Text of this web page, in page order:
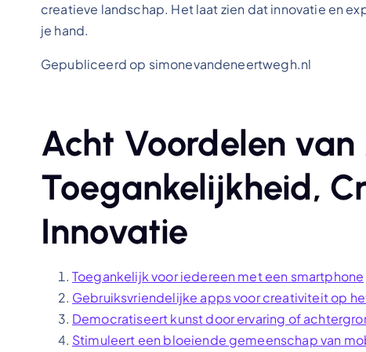
creatieve landschap. Het laat zien dat innovatie en
je hand.
Gepubliceerd op simonevandeneertwegh.nl
Acht Voordelen van
Toegankelijkheid,
Innovatie
Toegankelijk voor iedereen met een smartphone
Gebruiksvriendelijke apps voor creativiteit op
Democratiseert kunst door ervaring of
Stimuleert een bloeiende gemeenschap van